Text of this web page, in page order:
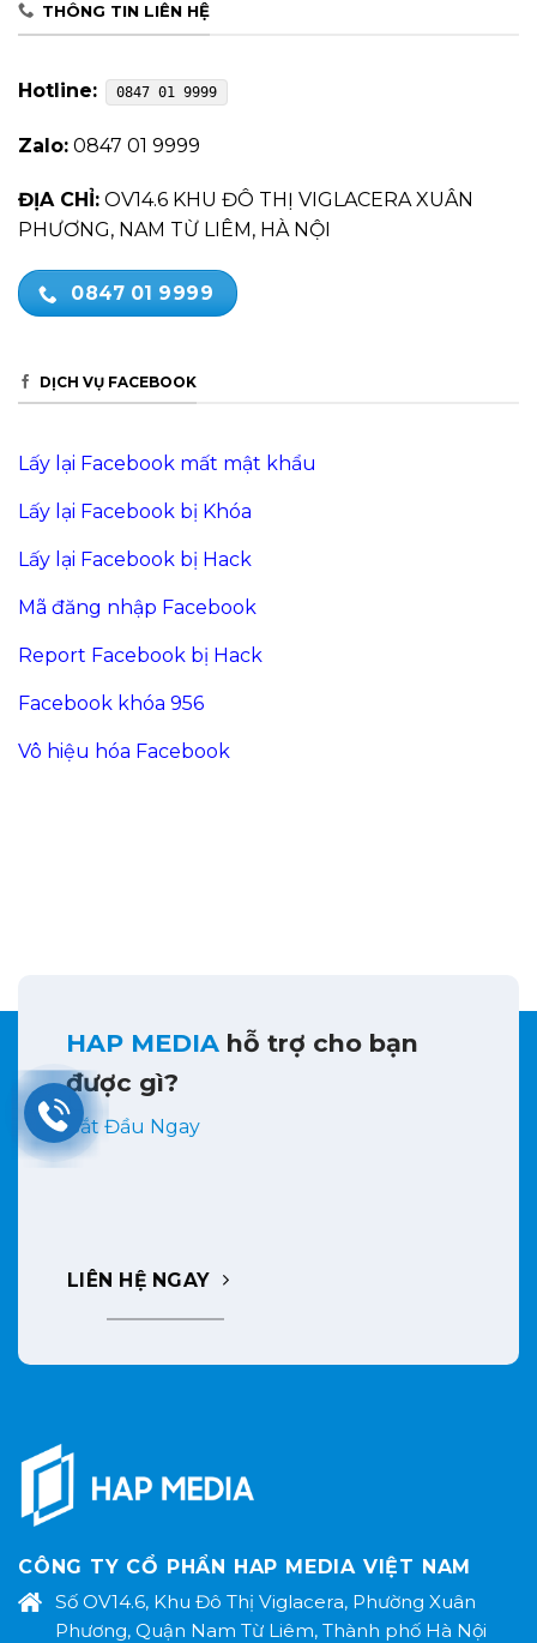
THÔNG TIN LIÊN HỆ
Hotline: 0847 01 9999
Zalo: 0847 01 9999
ĐỊA CHỈ: OV14.6 KHU ĐÔ THỊ VIGLACERA XUÂN
PHƯƠNG, NAM TỪ LIÊM, HÀ NỘI
0847 01 9999
DỊCH VỤ FACEBOOK
Lấy lại Facebook mất mật khẩu
Lấy lại Facebook bị Khóa
Lấy lại Facebook bị Hack
Mã đăng nhập Facebook
Report Facebook bị Hack
Facebook khóa 956
Vô hiệu hóa Facebook
HAP MEDIA hỗ trợ cho bạn
được gì?
Bắt Đầu Ngay
LIÊN HỆ NGAY
CÔNG TY CỔ PHẨN HAP MEDIA VIỆT NAM
Số OV14.6, Khu Đô Thị Viglacera, Phường Xuân
Phương, Quận Nam Từ Liêm, Thành phố Hà Nội